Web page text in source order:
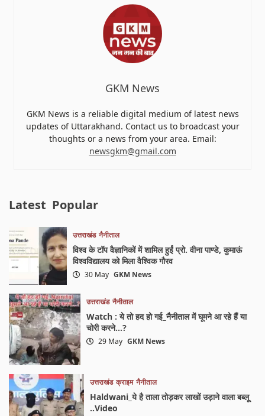
GKM News
GKM News is a reliable digital medium of latest news
updates of Uttarakhand. Contact us to broadcast your
thoughts or a news from your area. Email:
newsgkm@gmail.com
Latest Popular
उत्तराखंड नैनीताल
विश्व के टॉप वैज्ञानिकों में शामिल हुईं प्रो. वीना पाण्डे, कुमाऊं
विश्वविद्यालय को मिला वैश्विक गौरव
30 May GKM News
उत्तराखंड नैनीताल
Watch : ये तो हद हो गई_नैनीताल में घूमने आ रहे हैं या
चोरी करने…?
29 May GKM News
उत्तराखंड क्राइम नैनीताल
Haldwani_ये है ताला तोड़कर लाखों उड़ाने वाला बब्लू
..Video